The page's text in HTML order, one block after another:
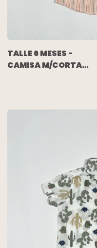
TALLE 6 MESES -
CAMISA M/CORTA